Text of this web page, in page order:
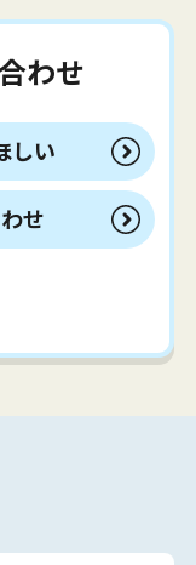
わせ
しい
せ